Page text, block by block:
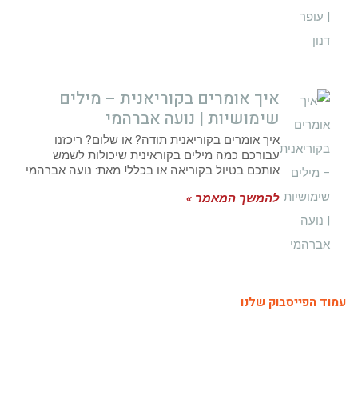
איך אומרים בקוריאנית – מילים
שימושיות | נועה אברהמי
איך אומרים בקוריאנית תודה? או שלום? ריכזנו
עבורכם כמה מילים בקוראינית שיכולות לשמש
אותכם בטיול בקוריאה או בכלל! מאת: נועה אברהמי
להמשך המאמר »
עמוד הפייסבוק שלנו